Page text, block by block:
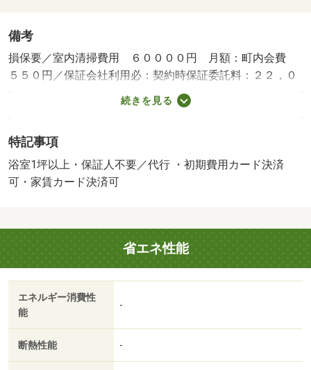
備考
損保要／室内清掃費用 ６００００円 月額：町内会費
５５０円／保証会社利用必：契約時保証委託料：２２，０
００円／月額保証委託料：賃料総額の２．２％又は５．
５％／火災保険要加入／更新事務手数料２２ ０００円／
／鍵セット費３ ３００円／バストイレ別／エアコン／ク
ロゼット／フローリング／ＴＶインターホン／浴室乾燥機
／室内洗濯置／シューズボックス／システムキッチン／南
ー／照明付／ウォークインクロゼット／保証人不要／エア
コン２台／ネット使用料不要／浄水器／床下収納／２４時
間換気システム／サンルーム／浴室１坪以上／プロパンガ
ス／シャッター／室内物干機／ＢＳ／ＩＴ重説 対応物件
／初期費用カード決済可／家賃カード決済可／ＪＲ身延
線 富士根駅（その他）まで１６００ｍ／マックスバリュ
ト富士宮小泉店（コンビニ）まで２７０ｍ／ウェルシア富
続きを見る
特記事項
浴室1坪以上・保証人不要／代行 ・初期費用カード決済
可・家賃カード決済可
省エネ性能
エネルギー消費性
能
-
断熱性能 -